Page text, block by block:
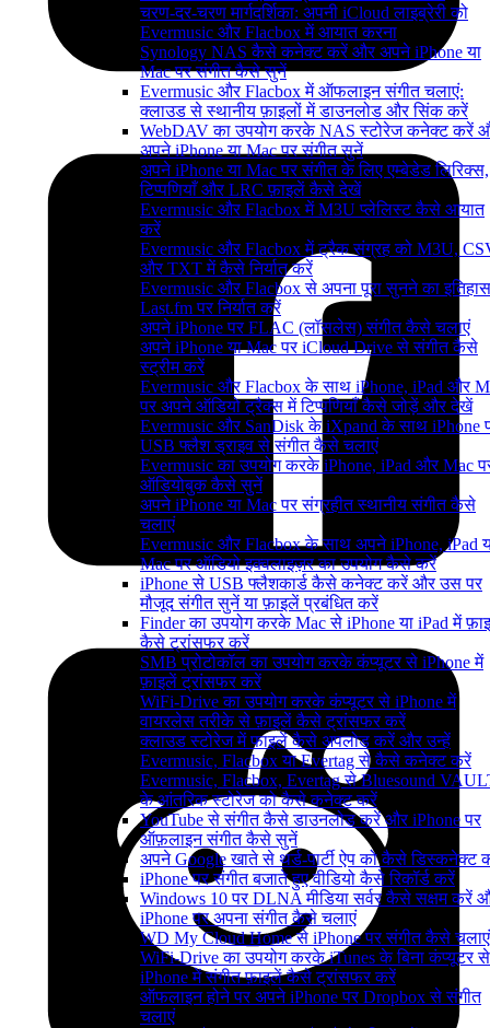
चरण-दर-चरण मार्गदर्शिका: अपनी iCloud लाइब्रेरी को
Evermusic और Flacbox में आयात करना
Synology NAS कैसे कनेक्ट करें और अपने iPhone या
Mac पर संगीत कैसे सुनें
Evermusic और Flacbox में ऑफलाइन संगीत चलाएं:
क्लाउड से स्थानीय फ़ाइलों में डाउनलोड और सिंक करें
WebDAV का उपयोग करके NAS स्टोरेज कनेक्ट करें
अपने iPhone या Mac पर संगीत सुनें
अपने iPhone या Mac पर संगीत के लिए एम्बेडेड लिरिक्स,
टिप्पणियाँ और LRC फ़ाइलें कैसे देखें
Evermusic और Flacbox में M3U प्लेलिस्ट कैसे आयात
करें
Evermusic और Flacbox में ट्रैक संग्रह को M3U,
और TXT में कैसे निर्यात करें
Evermusic और Flacbox से अपना पूरा सुनने का इतिहास
Last.fm पर निर्यात करें
अपने iPhone पर FLAC (लॉसलेस) संगीत कैसे चलाएं
अपने iPhone या Mac पर iCloud Drive से संगीत कैसे
स्ट्रीम करें
Evermusic और Flacbox के साथ iPhone, iPad और
पर अपने ऑडियो ट्रैक्स में टिप्पणियाँ कैसे जोड़ें और देखें
Evermusic और SanDisk के iXpand के साथ iPhone
USB फ्लैश ड्राइव से संगीत कैसे चलाएं
Evermusic का उपयोग करके iPhone, iPad और Mac
ऑडियोबुक कैसे सुनें
अपने iPhone या Mac पर संग्रहीत स्थानीय संगीत कैसे
चलाएं
Evermusic और Flacbox के साथ अपने iPhone, iPad
Mac पर ऑडियो इक्वलाइज़र का उपयोग कैसे करें
iPhone से USB फ्लैशकार्ड कैसे कनेक्ट करें और उस पर
मौजूद संगीत सुनें या फ़ाइलें प्रबंधित करें
Finder का उपयोग करके Mac से iPhone या iPad में
कैसे ट्रांसफर करें
SMB प्रोटोकॉल का उपयोग करके कंप्यूटर से iPhone में
फ़ाइलें ट्रांसफर करें
WiFi-Drive का उपयोग करके कंप्यूटर से iPhone में
वायरलेस तरीके से फ़ाइलें कैसे ट्रांसफर करें
क्लाउड स्टोरेज में फाइलें कैसे अपलोड करें और उन्हें
Evermusic, Flacbox या Evertag से कैसे कनेक्ट करें
Evermusic, Flacbox, Evertag से Bluesound
के आंतरिक स्टोरेज को कैसे कनेक्ट करें
YouTube से संगीत कैसे डाउनलोड करें और iPhone पर
ऑफ़लाइन संगीत कैसे सुनें
अपने Google खाते से थर्ड-पार्टी ऐप को कैसे डिस्कनेक्ट
iPhone पर संगीत बजाते हुए वीडियो कैसे रिकॉर्ड करें
Windows 10 पर DLNA मीडिया सर्वर कैसे सक्षम करें
iPhone पर अपना संगीत कैसे चलाएं
WD My Cloud Home से iPhone पर संगीत कैसे चलाएं
WiFi-Drive का उपयोग करके iTunes के बिना कंप्यूटर से
iPhone में संगीत फ़ाइलें कैसे ट्रांसफर करें
ऑफलाइन होने पर अपने iPhone पर Dropbox से संगीत
चलाएं